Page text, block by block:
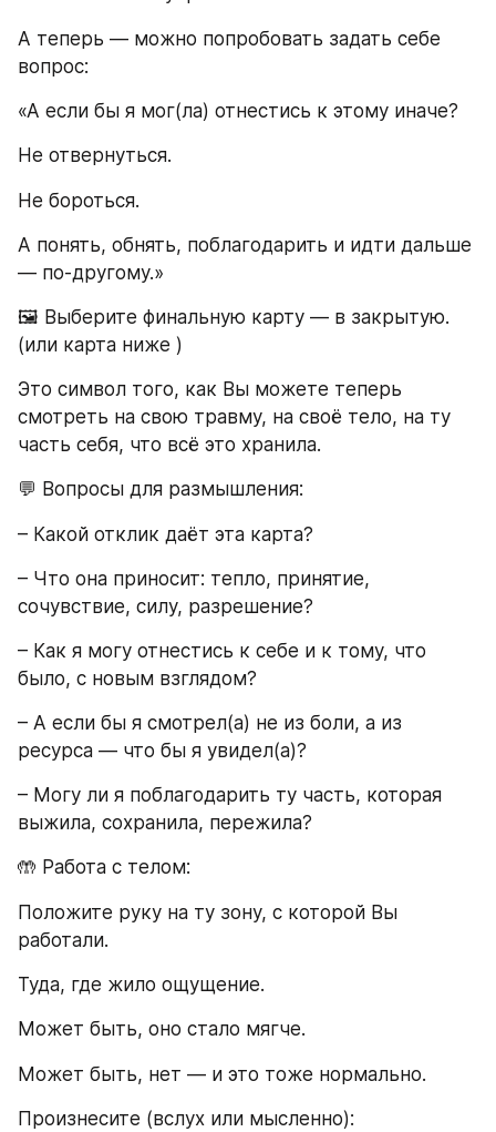
А теперь — можно попробовать задать себе
вопрос:
«А если бы я мог(ла) отнестись к этому иначе?
Не отвернуться.
Не бороться.
А понять, обнять, поблагодарить и идти дальше
— по-другому.»
🖼 Выберите финальную карту — в закрытую.
(или карта ниже )
Это символ того, как Вы можете теперь
смотреть на свою травму, на своё тело, на ту
часть себя, что всё это хранила.
💬 Вопросы для размышления:
– Какой отклик даёт эта карта?
– Что она приносит: тепло, принятие,
сочувствие, силу, разрешение?
– Как я могу отнестись к себе и к тому, что
было, с новым взглядом?
– А если бы я смотрел(а) не из боли, а из
ресурса — что бы я увидел(а)?
– Могу ли я поблагодарить ту часть, которая
выжила, сохранила, пережила?
🤲 Работа с телом:
Положите руку на ту зону, с которой Вы
работали.
Туда, где жило ощущение.
Может быть, оно стало мягче.
Может быть, нет — и это тоже нормально.
Произнесите (вслух или мысленно):